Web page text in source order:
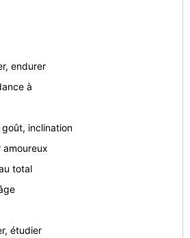
endurer
à
inclination
amoureux
total
étudier